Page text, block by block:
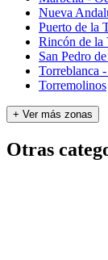
Nueva
Puerto de la
Rincón de la
San Pedro
Torreblanca
Torremolinos
+ Ver más zonas
Otras